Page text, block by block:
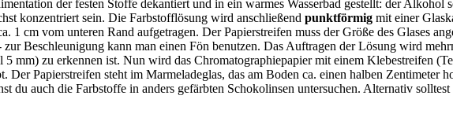
der festen Stoffe dekantiert und in ein warmes Wasserbad gestellt: der Alkohol
konzentriert sein. Die Farbstofflösung wird anschließend punktförmig mit einer
1 cm vom unteren Rand aufgetragen. Der Papierstreifen muss der Größe des Glases
Beschleunigung kann man einen Fön benutzen. Das Auftragen der Lösung wird
mm) zu erkennen ist. Nun wird das Chromatographiepapier mit einem Klebestreifen
Der Papierstreifen steht im Marmeladeglas, das am Boden ca. einen halben Zentimeter
du auch die Farbstoffe in anders gefärbten Schokolinsen untersuchen. Alternativ